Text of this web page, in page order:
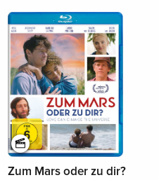
Zum Mars oder zu dir?